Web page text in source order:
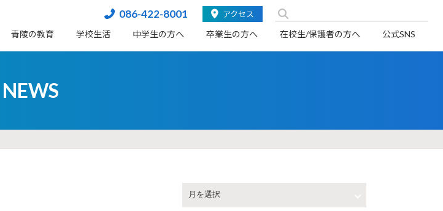
086-422-8001 アクセス
検
索:
⻘陵の教育 学校生活 中学生の方へ 卒業生の方へ 在校生/保護者の方へ 公式SNS
NEWS